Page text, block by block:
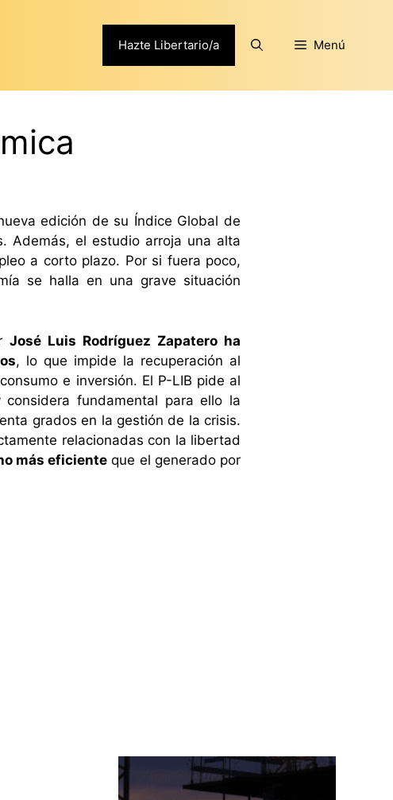
Hazte Libertario/a Menú
edición de su Índice Global de
Además, el estudio arroja una alta
a corto plazo. Por si fuera poco,
se halla en una grave situación
José Luis Rodríguez Zapatero ha
, lo que impide la recuperación al
e inversión. El P-LIB pide al
fundamental para ello la
grados en la gestión de la crisis.
relacionadas con la libertad
más eficiente que el generado por